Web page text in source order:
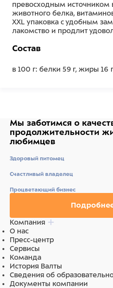
превосходным источником
животного белка,
XXL упаковка с удобным
лакомство и продлит
Состав
в 100 г: белки 59 г, жиры 16
Мы заботимся о
продолжительности
любимцев
Здоровый питомец
Счастливый владелец
Процветающий бизнес
Компания
О нас
Пресс-центр
Сервисы
Команда
История Валты
Сведения об
Документы компании